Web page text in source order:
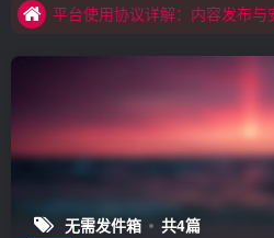
平台使用协议详解：内容发布与
无需发件箱 共4篇